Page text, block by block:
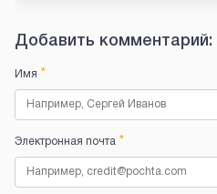
Добавить комментарий:
Имя *
Электронная почта *